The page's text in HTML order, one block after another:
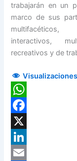
trabajarán en un
marco de sus
multifacéticos,
interactivos,
recreativos y de
WhatsApp
Facebook
X
LinkedIn